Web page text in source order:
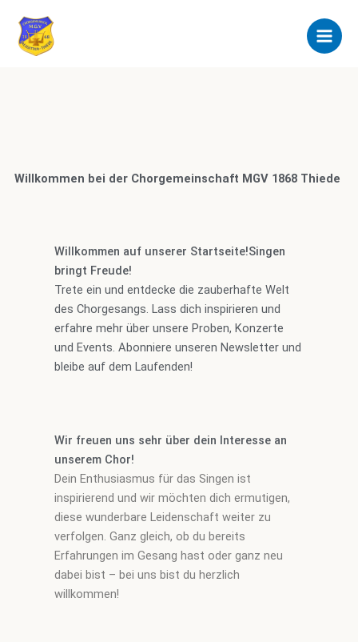
Inhalt
springen
Willkommen bei der Chorgemeinschaft MGV 1868 Thiede
Willkommen auf unserer Startseite!Singen
bringt Freude!
Trete ein und entdecke die zauberhafte Welt
des Chorgesangs. Lass dich inspirieren und
erfahre mehr über unsere Proben, Konzerte
und Events. Abonniere unseren Newsletter und
bleibe auf dem Laufenden!
Wir freuen uns sehr über dein Interesse an
unserem Chor!
Dein Enthusiasmus für das Singen ist
inspirierend und wir möchten dich ermutigen,
diese wunderbare Leidenschaft weiter zu
verfolgen. Ganz gleich, ob du bereits
Erfahrungen im Gesang hast oder ganz neu
dabei bist – bei uns bist du herzlich
willkommen!